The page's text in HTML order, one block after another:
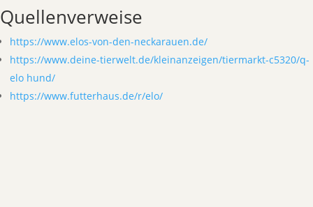
Quellenverweise
https://www.elos-von-den-neckarauen.de/
https://www.deine-tierwelt.de/kleinanzeigen/tiermarkt-c5320/q-
elo hund/
https://www.futterhaus.de/r/elo/